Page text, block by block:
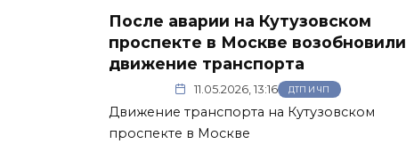
После аварии на Кутузовском
проспекте в Москве возобновили
движение транспорта
11.05.2026, 13:16 ДТП И ЧП
Движение транспорта на Кутузовском
проспекте в Москве